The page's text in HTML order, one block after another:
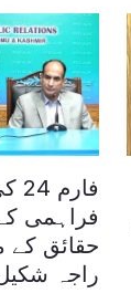
فراہمی
حقائق کے
راجہ